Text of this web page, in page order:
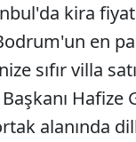
kira
en
sıfır villa
Hafize
alanında